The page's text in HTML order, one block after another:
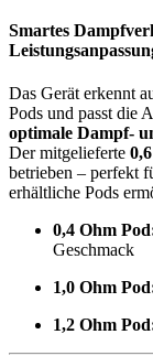
Smartes
Das Gerät erkennt
Pods und passt die
optimale Dampf-
Der mitgelieferte
betrieben – perfekt
erhältliche Pods
0,4 Ohm
Geschmack
1,0 Ohm
1,2 Ohm